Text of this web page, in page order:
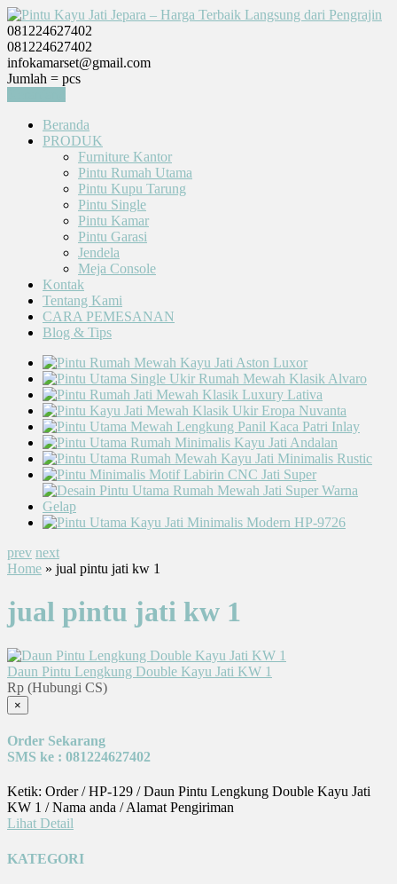
081224627402
081224627402
infokamarset@gmail.com
Jumlah = pcs
Beranda
PRODUK
Furniture Kantor
Pintu Rumah Utama
Pintu Kupu Tarung
Pintu Single
Pintu Kamar
Pintu Garasi
Jendela
Meja Console
Kontak
Tentang Kami
CARA PEMESANAN
Blog & Tips
prev next
Home » jual pintu jati kw 1
jual pintu jati kw 1
Daun Pintu Lengkung Double Kayu Jati KW 1
Rp (Hubungi CS)
×
Order Sekarang
SMS ke : 081224627402
Ketik: Order / HP-129 / Daun Pintu Lengkung Double Kayu Jati
KW 1 / Nama anda / Alamat Pengiriman
Lihat Detail
KATEGORI